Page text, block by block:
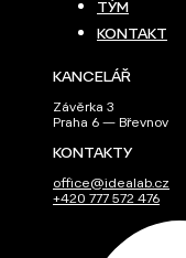
TÝM
KONTAKT
KANCELÁŘ
Závěrka 3
Praha 6 — Břevnov
KONTAKTY
office@idealab.cz
+420 777 572 476